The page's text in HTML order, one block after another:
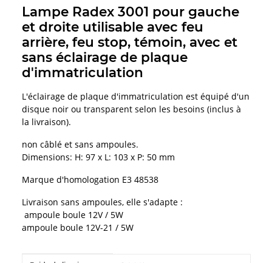
Lampe Radex 3001 pour gauche
et droite utilisable avec feu
arrière, feu stop, témoin, avec et
sans éclairage de plaque
d'immatriculation
L'éclairage de plaque d'immatriculation est équipé d'un
disque noir ou transparent selon les besoins (inclus à
la livraison).
non câblé et sans ampoules.
Dimensions: H: 97 x L: 103 x P: 50 mm
Marque d'homologation E3 48538
Livraison sans ampoules, elle s'adapte :
ampoule boule 12V / 5W
ampoule boule 12V-21 / 5W